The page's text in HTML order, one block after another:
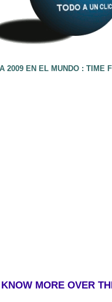
2009 EN EL MUNDO : TIME
MORE OVER